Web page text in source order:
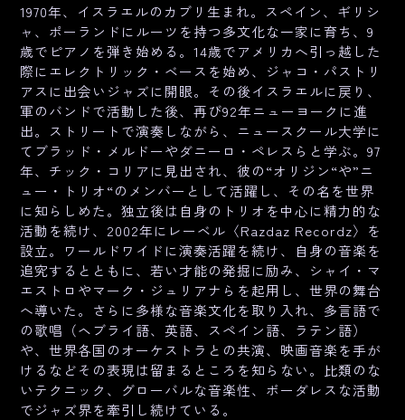
1970年、イスラエルのカブリ生まれ。スペイン、ギリシ
ャ、ポーランドにルーツを持つ多文化な一家に育ち、9
歳でピアノを弾き始める。14歳でアメリカへ引っ越した
際にエレクトリック・ベースを始め、ジャコ・パストリ
アスに出会いジャズに開眼。その後イスラエルに戻り、
軍のバンドで活動した後、再び92年ニューヨークに進
出。ストリートで演奏しながら、ニュースクール大学に
てブラッド・メルドーやダニーロ・ペレスらと学ぶ。97
年、チック・コリアに見出され、彼の“オリジン“や”ニ
ュー・トリオ“のメンバーとして活躍し、その名を世界
に知らしめた。独立後は自身のトリオを中心に精力的な
活動を続け、2002年にレーベル〈Razdaz Recordz〉を
設立。ワールドワイドに演奏活躍を続け、自身の音楽を
追究するとともに、若い才能の発掘に励み、シャイ・マ
エストロやマーク・ジュリアナらを起用し、世界の舞台
へ導いた。さらに多様な音楽文化を取り入れ、多言語で
の歌唱（ヘブライ語、英語、スペイン語、ラテン語）
や、世界各国のオーケストラとの共演、映画音楽を手が
けるなどその表現は留まるところを知らない。比類のな
いテクニック、グローバルな音楽性、ボーダレスな活動
でジャズ界を牽引し続けている。